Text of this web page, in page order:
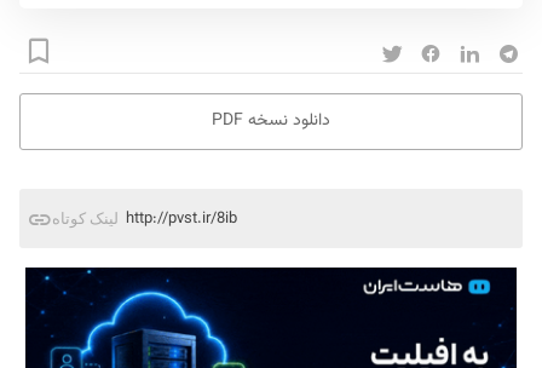
دانلود نسخه PDF
لینک کوتاه http://pvst.ir/8ib